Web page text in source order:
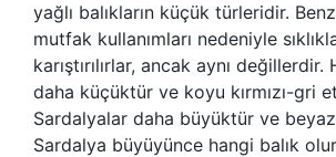
yağlı balıkların küçük türleridir.
mutfak kullanımları nedeniyle
karıştırılırlar, ancak aynı
daha küçüktür ve koyu kırmızı-gri
Sardalyalar daha büyüktür ve
Sardalya büyüyünce hangi balık